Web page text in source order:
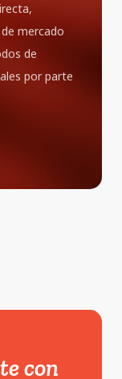
mercado
de
por parte
con